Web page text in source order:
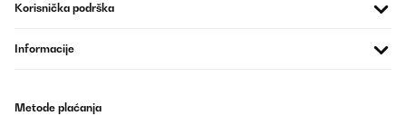
Korisnička podrška
Informacije
Metode plaćanja